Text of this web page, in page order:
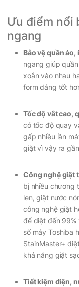
Ưu điểm nổi
ngang
Bảo vệ quần áo,
ngang giúp
xoắn vào nhau
form dáng tốt
Tốc độ vắt cao,
có tốc độ quay
gấp nhiều lần
giặt vì vậy ra
Công nghệ giặt
bị nhiều chương
len, giặt nước
công nghệ giặt
để diệt đến 99%
số máy Toshiba
StainMaster+
khả năng giặt
Tiết kiệm điện,